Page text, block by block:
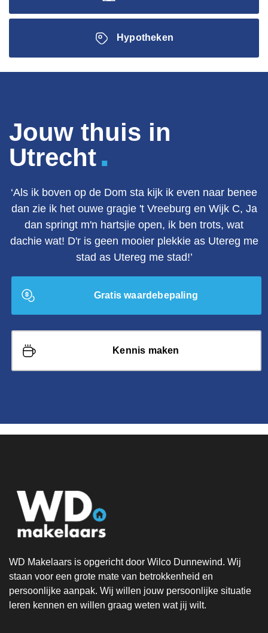
Hypotheken
Jouw thuis in
Utrecht.
‘Als ik boven op de Dom sta kijk ik even naar benee
dan zie ik het ouwe gragie 't Vreeburg en Wijk C, Ja
dan springt m'n hartsjie open, ik ben trots, wat
dachie wat! D'r is geen mooier plekkie as Utereg me
stad as Utereg me stad!’
Gratis waardebepaling
Kennis maken
WD Makelaars is opgericht door Wilco Dunnewind. Wij
staan voor een grote mate van betrokkenheid en
persoonlijke aanpak. Wij willen jouw persoonlijke situatie
leren kennen en willen graag weten wat jij wilt.